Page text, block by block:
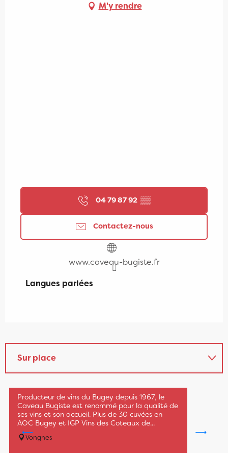
M'y rendre
04 79 87 92 ▒▒
Contactez-nous
www.caveau-bugiste.fr
Langues parlées
Langues parlées
Sur place
Adresse utile
Est une étape de ...
Producteur de vins du Bugey depuis 1967, le
Caveau Bugiste est renommé pour la qualité de
ses vins et son accueil. Plus de 30 cuvées en
AOC Bugey et IGP Vins des Coteaux de...
Vongnes